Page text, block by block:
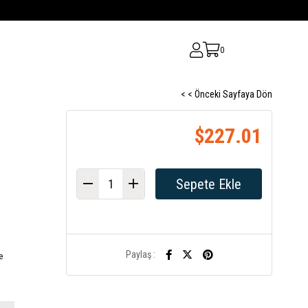
0
< < Önceki Sayfaya Dön
$227.01
Paylaş :